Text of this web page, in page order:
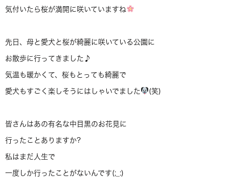
気付いたら桜が満開に咲いていますね
先日、母と愛犬と桜が綺麗に咲いている公園に
お散歩に行ってきました♪
気温も暖かくて、桜もとっても綺麗で
愛犬もすごく楽しそうにはしゃいでました (笑)
皆さんはあの有名な中目黒のお花見に
行ったことありますか?
私はまだ人生で
一度しか行ったことがないんです(;_:)